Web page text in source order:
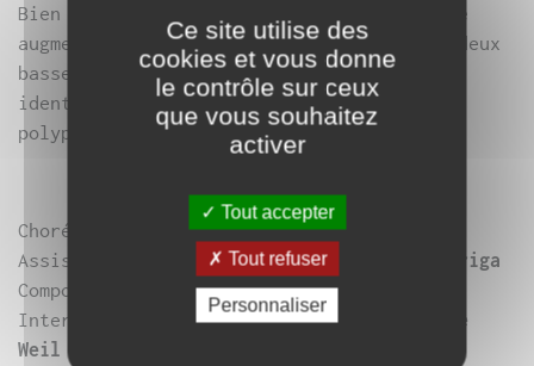
Bien au contraire, l’être ensemble est une
augmentation : deux têtes, quatre mains, deux
basses, deux installations électroniques
identiques pour accéder à la multitude
polyphonique.
Chorégraphie :
Myriam Gourfink
Assistante à la chorégraphie :
Carole Garriga
Composition :
Kasper T. Toeplitz
Interprétation :Deborah Lary et Véronique
Weil
Ce site utilise des
cookies et vous donne
le contrôle sur ceux
que vous souhaitez
activer
Tout accepter
Tout refuser
Personnaliser